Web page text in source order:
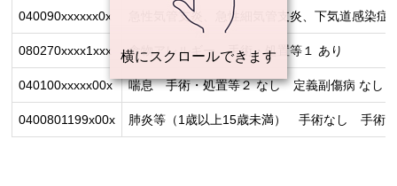
040090xxxxxx0x 急性気管支炎、急性細気管支炎、下気道感染
080270xxxx1xxx 食物アレルギー 手術・処置等１ あり
040100xxxxx00x 喘息 手術・処置等２ なし 定義副傷病 なし
0400801199x00x 肺炎等（1歳以上15歳未満） 手術なし 手術